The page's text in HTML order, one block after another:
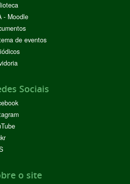
- Moodle
de eventos
Sociais
o site